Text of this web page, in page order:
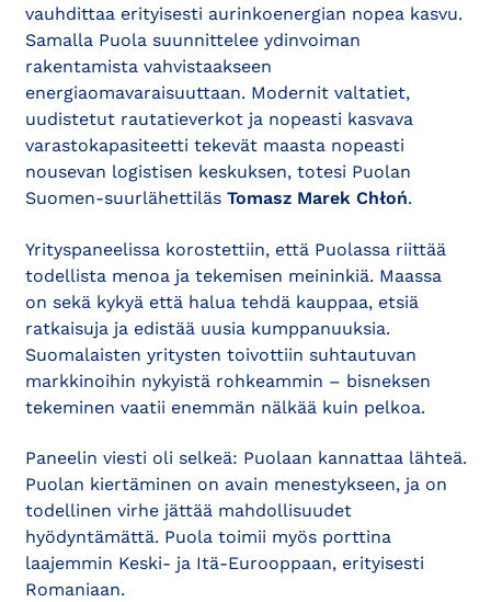
vauhdittaa erityisesti aurinkoenergian nopea kasvu.
Samalla Puola suunnittelee ydinvoiman
rakentamista vahvistaakseen
energiaomavaraisuuttaan. Modernit valtatiet,
uudistetut rautatieverkot ja nopeasti kasvava
varastokapasiteetti tekevät maasta nopeasti
nousevan logistisen keskuksen, totesi Puolan
Suomen-suurlähettiläs Tomasz Marek Chłoń.
Yrityspaneelissa korostettiin, että Puolassa riittää
todellista menoa ja tekemisen meininkiä. Maassa
on sekä kykyä että halua tehdä kauppaa, etsiä
ratkaisuja ja edistää uusia kumppanuuksia.
Suomalaisten yritysten toivottiin suhtautuvan
markkinoihin nykyistä rohkeammin – bisneksen
tekeminen vaatii enemmän nälkää kuin pelkoa.
Paneelin viesti oli selkeä: Puolaan kannattaa lähteä.
Puolan kiertäminen on avain menestykseen, ja on
todellinen virhe jättää mahdollisuudet
hyödyntämättä. Puola toimii myös porttina
laajemmin Keski- ja Itä-Eurooppaan, erityisesti
Romaniaan.